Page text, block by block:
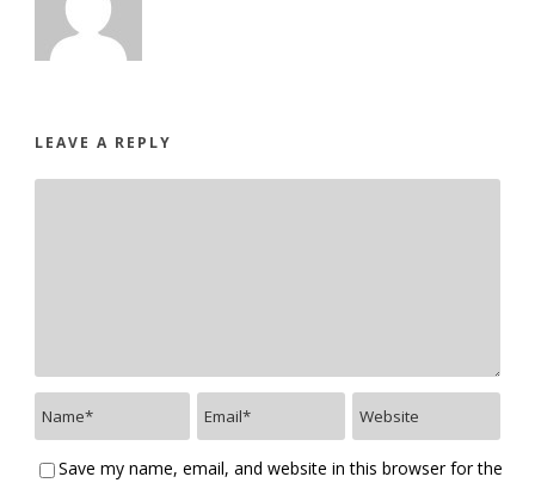
LEAVE A REPLY
Save my name, email, and website in this browser for the